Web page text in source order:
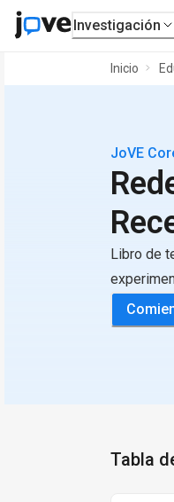
Investigación
Inicio
JoVE
Libro de
Tabla